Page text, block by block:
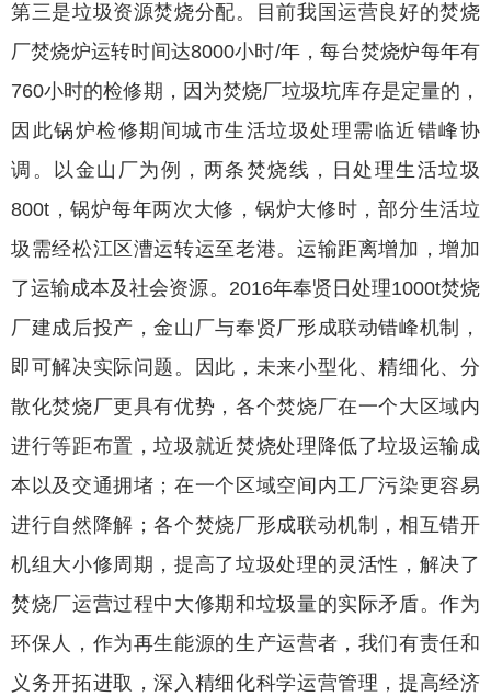
第三是垃圾资源焚烧分配。目前我国运营良好的焚烧
厂焚烧炉运转时间达8000小时/年，每台焚烧炉每年有
760小时的检修期，因为焚烧厂垃圾坑库存是定量的，
因此锅炉检修期间城市生活垃圾处理需临近错峰协
调。以金山厂为例，两条焚烧线，日处理生活垃圾
800t，锅炉每年两次大修，锅炉大修时，部分生活垃
圾需经松江区漕运转运至老港。运输距离增加，增加
了运输成本及社会资源。2016年奉贤日处理1000t焚烧
厂建成后投产，金山厂与奉贤厂形成联动错峰机制，
即可解决实际问题。因此，未来小型化、精细化、分
散化焚烧厂更具有优势，各个焚烧厂在一个大区域内
进行等距布置，垃圾就近焚烧处理降低了垃圾运输成
本以及交通拥堵；在一个区域空间内工厂污染更容易
进行自然降解；各个焚烧厂形成联动机制，相互错开
机组大小修周期，提高了垃圾处理的灵活性，解决了
焚烧厂运营过程中大修期和垃圾量的实际矛盾。作为
环保人，作为再生能源的生产运营者，我们有责任和
义务开拓进取，深入精细化科学运营管理，提高经济